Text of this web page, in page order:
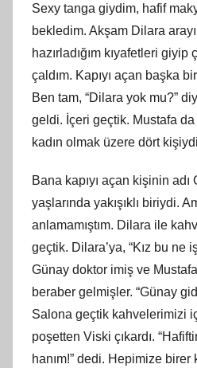
Sexy tanga giydim, hafif
bekledim. Akşam Dilara
hazırladığım kıyafetleri giyip
çaldım. Kapıyı açan başka
Ben tam, “Dilara yok mu?”
geldi. İçeri geçtik. Mustafa
kadın olmak üzere dört
Bana kapıyı açan kişinin
yaşlarında yakışıklı biriydi.
anlamamıştım. Dilara ile
geçtik. Dilara’ya, “Kız bu ne
Günay doktor imiş ve
beraber gelmişler. “Günay
Salona geçtik kahvelerimizi
poşetten Viski çıkardı.
hanım!” dedi. Hepimize